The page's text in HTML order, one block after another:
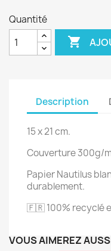
Quantité

Description
15 x 21 cm.
Couverture 300g/
Papier Nautilus
durablement.
🇫🇷 100% recyclé
VOUS AIMEREZ